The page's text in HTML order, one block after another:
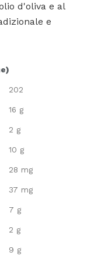
d'oliva e al
e
202
16 g
2 g
10 g
28 mg
37 mg
7 g
2 g
9 g